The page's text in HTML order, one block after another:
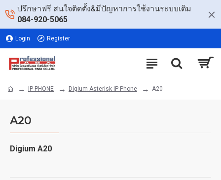
ปรึกษาฟรี สนใจติดตั้ง&มีปัญหาการใช้งานระบบเดิม
084-920-5065
Login Register
IP PHONE Digium Asterisk IP Phone A20
A20
Digium A20